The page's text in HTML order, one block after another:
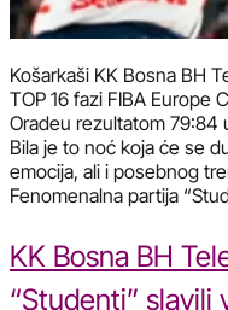
Košarkaši KK Bosna BH
TOP 16 fazi FIBA Europe
Oradeu rezultatom 79:84
Bila je to noć koja će se
emocija, ali i posebnog
Fenomenalna partija
KK Bosna BH
“Studenti” slavili